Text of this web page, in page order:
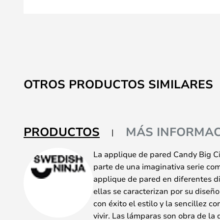
al
comienzo
galería
de
OTROS PRODUCTOS SIMILARES
PRODUCTOS MÁS
La applique de pared Candy Big
parte de una imaginativa serie
applique de pared en diferentes
ellas se caracterizan por su
con éxito el estilo y la sencillez
vivir. Las lámparas son obra de la